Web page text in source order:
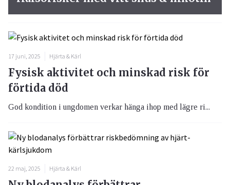
17 juni, 2025 Hjärta & Kärl
Fysisk aktivitet och minskad risk för
förtida död
God kondition i ungdomen verkar hänga ihop med lägre ri...
22 maj, 2025 Hjärta & Kärl